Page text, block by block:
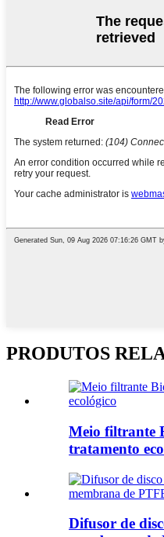
PRODUTOS
Meio filtrante
tratamento
Difusor de